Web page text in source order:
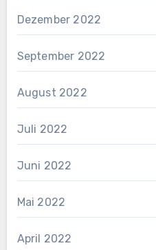
Dezember 2022
September 2022
August 2022
Juli 2022
Juni 2022
Mai 2022
April 2022